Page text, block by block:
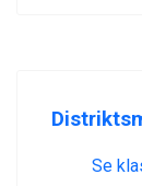
Se